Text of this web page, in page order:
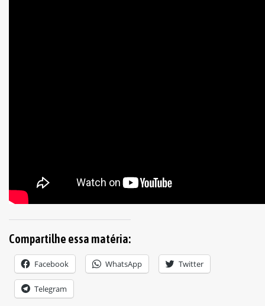
Compartilhe essa matéria:
Facebook WhatsApp Twitter
Telegram